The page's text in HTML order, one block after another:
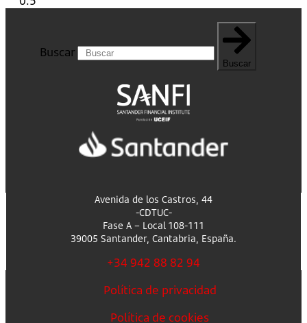
Buscar
Buscar
Avenida de los Castros, 44
-CDTUC-
Fase A – Local 108-111
39005 Santander, Cantabria, España.
+34 942 88 82 94
Política de privacidad
Política de cookies